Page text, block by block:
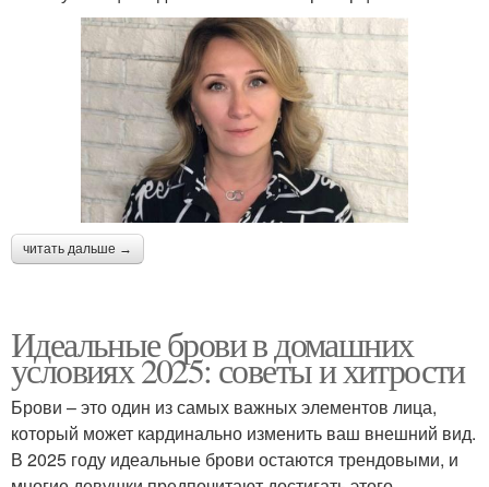
читать дальше →
Идеальные брови в домашних
условиях 2025: советы и хитрости
Брови – это один из самых важных элементов лица,
который может кардинально изменить ваш внешний вид.
В 2025 году идеальные брови остаются трендовыми, и